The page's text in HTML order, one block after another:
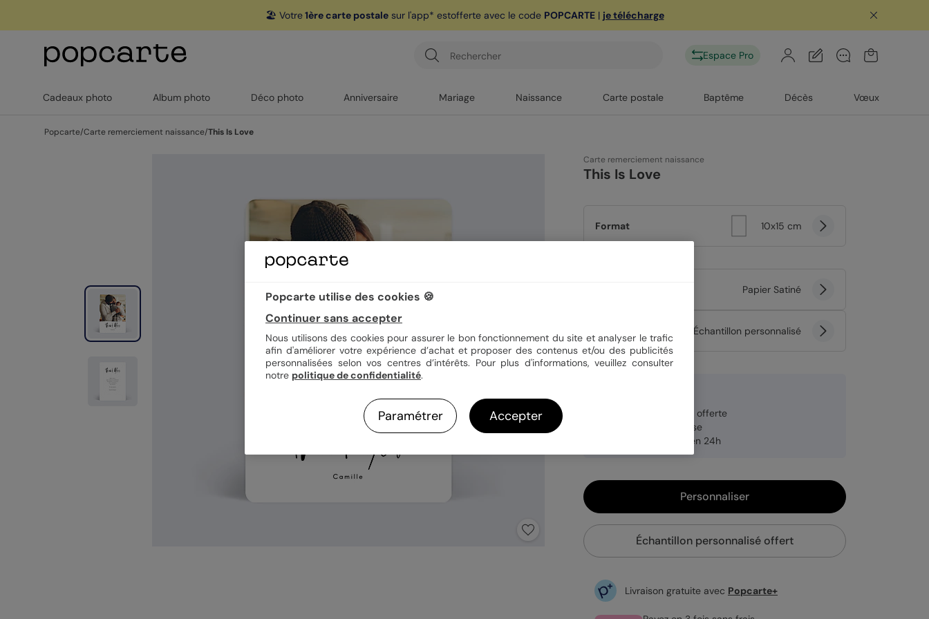
🏖️ Votre1ère carte postalesur l'app* estofferte avec le code POPCARTE| je télécharge
Espace Pro
Cadeaux photo Album photo Déco photo Anniversaire Mariage Naissance Carte postale Baptême Décès Vœux
Popcarte/Carte remerciement naissance/This Is Love
Carte remerciement naissance
This Is Love
Format 10x15 cm
Papier Satiné
Échantillon personnalisé
Enveloppe blanche offerte
Fabrication française
Expédition rapide en 24h
Personnaliser
Échantillon personnalisé offert
Livraison gratuite avec Popcarte+
Popcarte utilise des cookies 🍪
Continuer sans accepter
Nous utilisons des cookies pour assurer le bon fonctionnement du site et analyser le trafic
afin d'améliorer votre expérience d’achat et proposer des contenus et/ou des publicités
personnalisées selon vos centres d’intérêts. Pour plus d'informations, veuillez consulter
notre politique de confidentialité.
Paramétrer Accepter